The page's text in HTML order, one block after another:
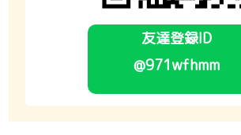
友達登録ID
@971wfhmm